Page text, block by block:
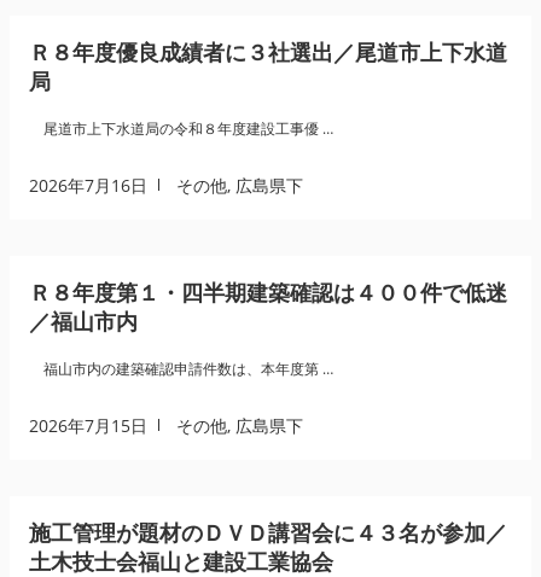
Ｒ８年度優良成績者に３社選出／尾道市上下水道
局
尾道市上下水道局の令和８年度建設工事優 …
2026年7月16日 その他, 広島県下
Ｒ８年度第１・四半期建築確認は４００件で低迷
／福山市内
福山市内の建築確認申請件数は、本年度第 …
2026年7月15日 その他, 広島県下
施工管理が題材のＤＶＤ講習会に４３名が参加／
土木技士会福山と建設工業協会